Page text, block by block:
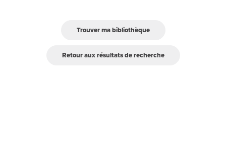
Trouver ma bibliothèque
Retour aux résultats de recherche